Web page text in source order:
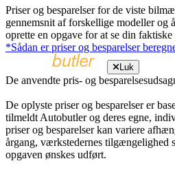
Priser og besparelser for de viste
gennemsnit af forskellige modeller og
oprette en opgave for at se din faktiske
*Sådan er priser og besparelser
Luk
De anvendte pris- og
De oplyste priser og besparelser er
tilmeldt Autobutler og deres egne,
priser og besparelser kan variere
årgang, værkstedernes tilgængelighed
opgaven ønskes udført.